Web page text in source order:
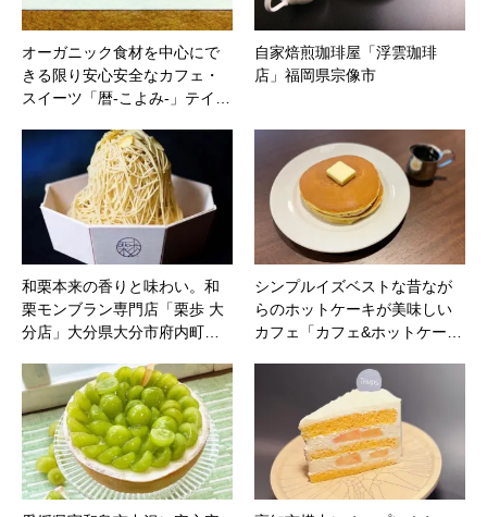
オーガニック食材を中心にで
きる限り安心安全なカフェ・
スイーツ「暦-こよみ-」テイ…
自家焙煎珈琲屋「浮雲珈琲
店」福岡県宗像市
和栗本来の香りと味わい。和
栗モンブラン専門店「栗歩 大
分店」大分県大分市府内町…
シンプルイズベストな昔なが
らのホットケーキが美味しい
カフェ「カフェ&ホットケー…